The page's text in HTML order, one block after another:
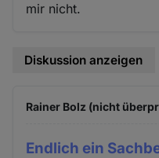
mir nicht.
Diskussion anzeigen
Rainer Bolz (nicht
Endlich ein